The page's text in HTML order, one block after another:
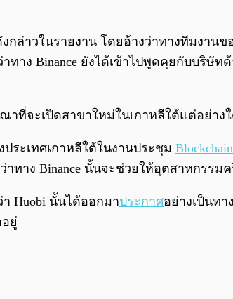
ล่าวในรายงาน โดยอ้างว่าทางทีมงาน
าง Binance ยังได้เข้าไปพูดคุยกับบริษั
ที่จะเปิดสาขาใหม่ในเกาหลีใต้แต่อย่าง
ระเทศเกาหลีใต้ในงานประชุม Blockchain
ทาง Binance นั้นจะช่วยให้อุตสาหกรรม
Huobi นั้นได้ออกมาประกาศอย่างเป็นท
ยู่